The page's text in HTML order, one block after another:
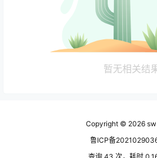
暂无相关结
Copyright © 2026 sw
鲁ICP备